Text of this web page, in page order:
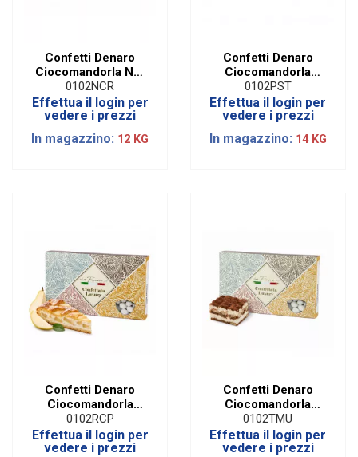
Confetti Denaro
Ciocomandorla Nut
Cream | 1 Kg
0102NCR
Effettua il login per
vedere i prezzi
In magazzino: 12 KG
Confetti Denaro
Ciocomandorla
Pistacchio|1 Kg
0102PST
Effettua il login per
vedere i prezzi
In magazzino: 14 KG
Confetti Denaro
Ciocomandorla
Ricotta e Pera | 1 Kg
0102RCP
Effettua il login per
vedere i prezzi
Confetti Denaro
Ciocomandorla
Tiramisu' | 1 Kg
0102TMU
Effettua il login per
vedere i prezzi